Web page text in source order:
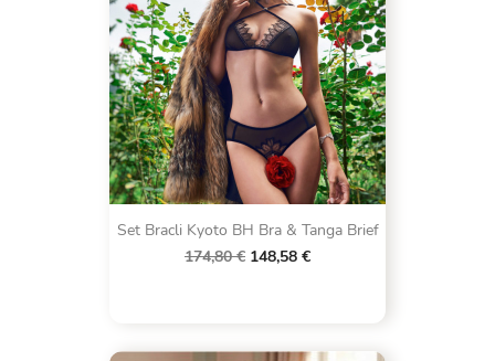
Set Bracli Kyoto BH Bra & Tanga Brief
174,80 € 148,58 €